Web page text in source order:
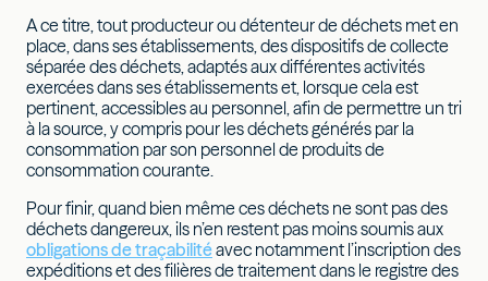
A ce titre, tout producteur ou détenteur de déchets met en
place, dans ses établissements, des dispositifs de collecte
séparée des déchets, adaptés aux différentes activités
exercées dans ses établissements et, lorsque cela est
pertinent, accessibles au personnel, afin de permettre un tri
à la source, y compris pour les déchets générés par la
consommation par son personnel de produits de
consommation courante.
Pour finir, quand bien même ces déchets ne sont pas des
déchets dangereux, ils n’en restent pas moins soumis aux
obligations de traçabilitéavec notamment l’inscription des
expéditions et des filières de traitement dans le registre des